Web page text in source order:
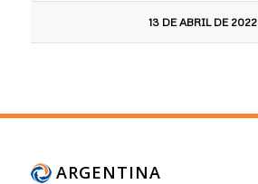
13 DE ABRIL DE 2022
ARGENTINA